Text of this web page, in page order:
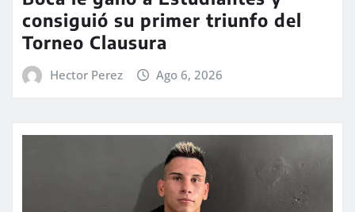
consiguió su primer triunfo del
Torneo Clausura
Hector Perez Ago 6, 2026